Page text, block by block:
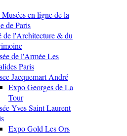
en ligne de la
de Paris
de l'Architecture & du
de l'Armée Les
Paris
Jacquemart André
Expo Georges de La
Tour
Yves Saint Laurent
Expo Gold Les Ors